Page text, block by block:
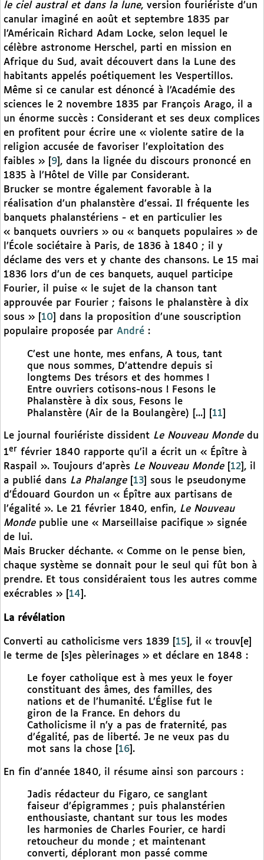
le ciel austral et dans la lune, version fouriériste d’un
canular imaginé en août et septembre 1835 par
l’Américain Richard Adam Locke, selon lequel le
célèbre astronome Herschel, parti en mission en
Afrique du Sud, avait découvert dans la Lune des
habitants appelés poétiquement les Vespertillos.
Même si ce canular est dénoncé à l’Académie des
sciences le 2 novembre 1835 par François Arago, il a
un énorme succès : Considerant et ses deux complices
en profitent pour écrire une « violente satire de la
religion accusée de favoriser l’exploitation des
faibles »
9 , dans la lignée du discours prononcé en
1835 à l’Hôtel de Ville par Considerant.
Brucker se montre également favorable à la
réalisation d’un phalanstère d’essai. Il fréquente les
banquets phalanstériens - et en particulier les
« banquets ouvriers » ou « banquets populaires » de
l’École sociétaire à Paris, de 1836 à 1840 ; il y
déclame des vers et y chante des chansons. Le 15 mai
1836 lors d’un de ces banquets, auquel participe
Fourier, il puise « le sujet de la chanson tant
approuvée par Fourier ; faisons le phalanstère à dix
sous »
10
dans la proposition d’une souscription
populaire proposée par André :
C’est une honte, mes enfans, A tous, tant
que nous sommes, D’attendre depuis si
longtems Des trésors et des hommes !
Entre ouvriers cotisons-nous ! Fesons le
Phalanstère à dix sous, Fesons le
Phalanstère (Air de la Boulangère) [...]
11
Le journal fouriériste dissident Le Nouveau Mondedu
1er février 1840 rapporte qu’il a écrit un « Épître à
Raspail ». Toujours d’après Le Nouveau Monde[ 12 , il
a publié dans La Phalange[ 13
sous le pseudonyme
d’Édouard Gourdon un « Épître aux partisans de
l’égalité ». Le 21 février 1840, enfin, Le Nouveau
Mondepublie une « Marseillaise pacifique » signée
de lui.
Mais Brucker déchante. « Comme on le pense bien,
chaque système se donnait pour le seul qui fût bon à
prendre. Et tous considéraient tous les autres comme
exécrables »
14 .
La révélation
Converti au catholicisme vers 1839 15 , il « trouv[e]
le terme de [s]es pèlerinages » et déclare en 1848 :
Le foyer catholique est à mes yeux le foyer
constituant des âmes, des familles, des
nations et de l’humanité. L’Église fut le
giron de la France. En dehors du
Catholicisme il n’y a pas de fraternité, pas
d’égalité, pas de liberté. Je ne veux pas du
mot sans la chose
16 .
En fin d’année 1840, il résume ainsi son parcours :
Jadis rédacteur du Figaro, ce sanglant
faiseur d’épigrammes ; puis phalanstérien
enthousiaste, chantant sur tous les modes
les harmonies de Charles Fourier, ce hardi
retoucheur du monde ; et maintenant
converti, déplorant mon passé comme